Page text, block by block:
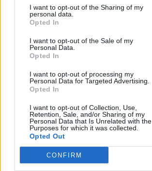
I want to opt-out of the Sharing of my
personal data.
Opted In
I want to opt-out of the Sale of my
Personal Data.
Opted In
I want to opt-out of processing my
Personal Data for Targeted Advertising.
Opted In
I want to opt-out of Collection, Use,
Retention, Sale, and/or Sharing of my
Personal Data that Is Unrelated with the
Purposes for which it was collected.
Opted Out
CONFIRM
Edellinen artikkeli
Florida-Carolina näkyy
ilmaiseksi TV:stä – näin katsot